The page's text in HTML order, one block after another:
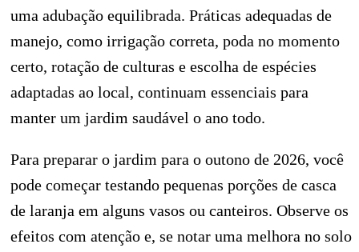
uma adubação equilibrada. Práticas adequadas de
manejo, como irrigação correta, poda no momento
certo, rotação de culturas e escolha de espécies
adaptadas ao local, continuam essenciais para
manter um jardim saudável o ano todo.
Para preparar o jardim para o outono de 2026, você
pode começar testando pequenas porções de casca
de laranja em alguns vasos ou canteiros. Observe os
efeitos com atenção e, se notar uma melhora no solo